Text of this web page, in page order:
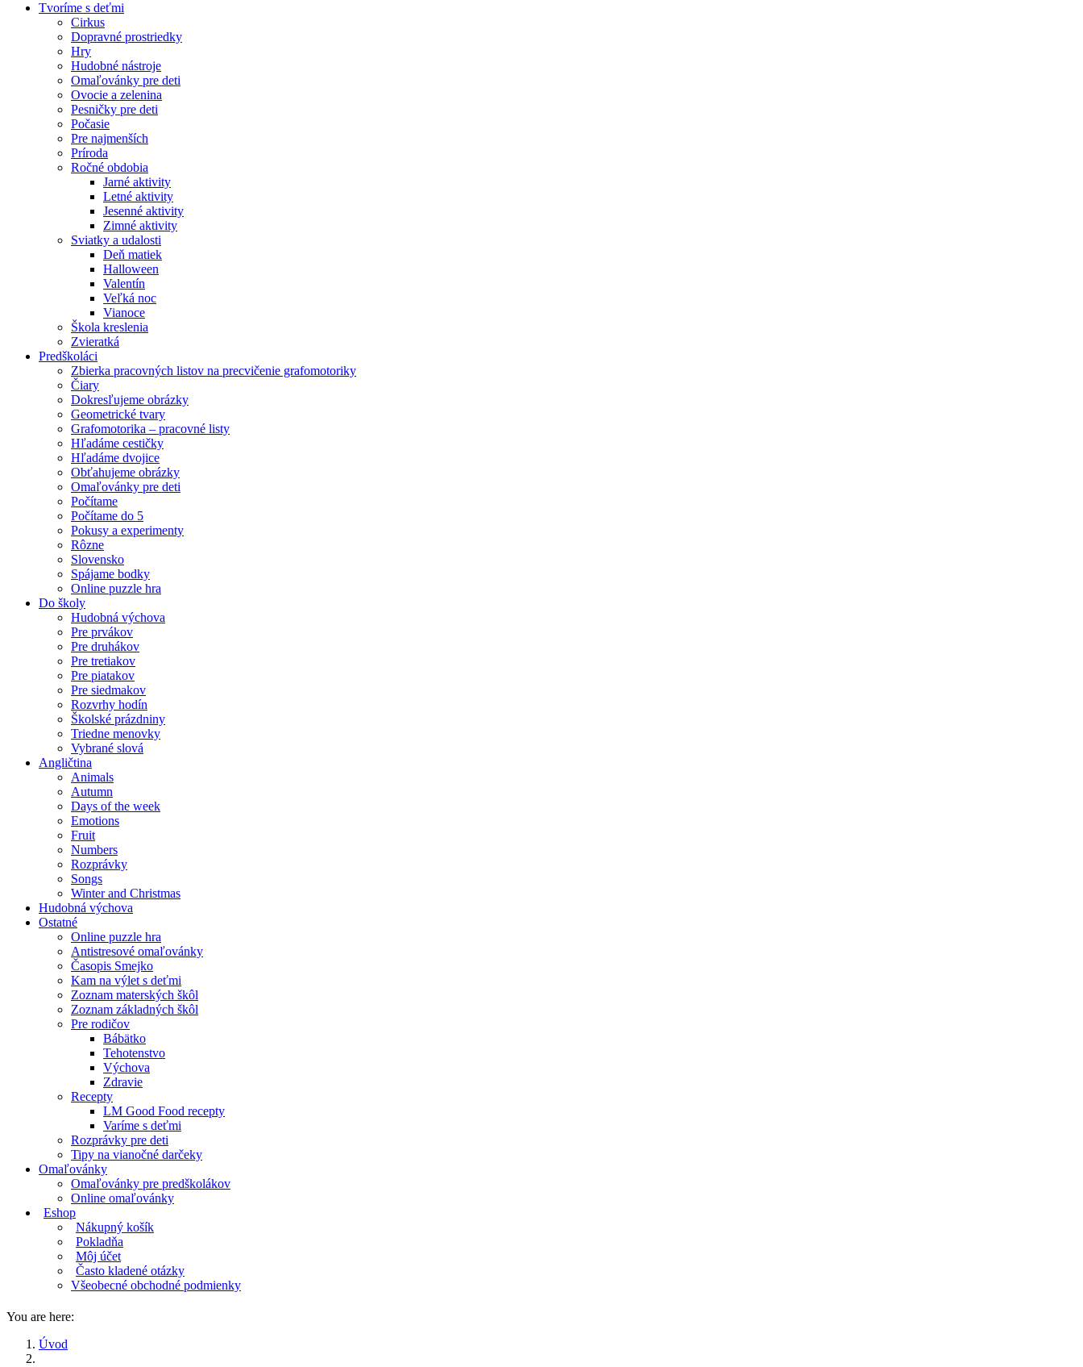
Tvoríme s deťmi
Cirkus
Dopravné prostriedky
Hry
Hudobné nástroje
Omaľovánky pre deti
Ovocie a zelenina
Pesničky pre deti
Počasie
Pre najmenších
Príroda
Ročné obdobia
Jarné aktivity
Letné aktivity
Jesenné aktivity
Zimné aktivity
Sviatky a udalosti
Deň matiek
Halloween
Valentín
Veľká noc
Vianoce
Škola kreslenia
Zvieratká
Predškoláci
Zbierka pracovných listov na precvičenie grafomotoriky
Čiary
Dokresľujeme obrázky
Geometrické tvary
Grafomotorika – pracovné listy
Hľadáme cestičky
Hľadáme dvojice
Obťahujeme obrázky
Omaľovánky pre deti
Počítame
Počítame do 5
Pokusy a experimenty
Rôzne
Slovensko
Spájame bodky
Online puzzle hra
Do školy
Hudobná výchova
Pre prvákov
Pre druhákov
Pre tretiakov
Pre piatakov
Pre siedmakov
Rozvrhy hodín
Školské prázdniny
Triedne menovky
Vybrané slová
Angličtina
Animals
Autumn
Days of the week
Emotions
Fruit
Numbers
Rozprávky
Songs
Winter and Christmas
Hudobná výchova
Ostatné
Online puzzle hra
Antistresové omaľovánky
Časopis Smejko
Kam na výlet s deťmi
Zoznam materských škôl
Zoznam základných škôl
Pre rodičov
Bábätko
Tehotenstvo
Výchova
Zdravie
Recepty
LM Good Food recepty
Varíme s deťmi
Rozprávky pre deti
Tipy na vianočné darčeky
Omaľovánky
Omaľovánky pre predškolákov
Online omaľovánky
Eshop
Nákupný košík
Pokladňa
Môj účet
Často kladené otázky
Všeobecné obchodné podmienky
You are here:
Úvod